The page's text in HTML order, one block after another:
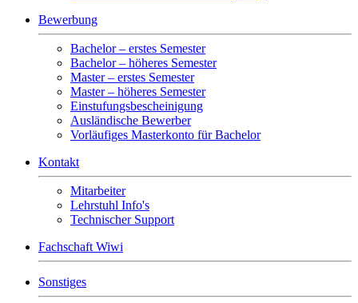
Bewerbung
Bachelor – erstes Semester
Bachelor – höheres Semester
Master – erstes Semester
Master – höheres Semester
Einstufungsbescheinigung
Ausländische Bewerber
Vorläufiges Masterkonto für Bachelor
Kontakt
Mitarbeiter
Lehrstuhl Info's
Technischer Support
Fachschaft Wiwi
Sonstiges